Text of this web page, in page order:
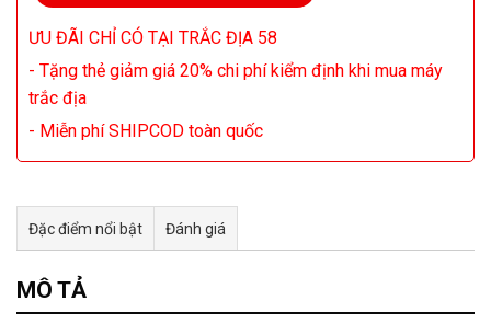
ƯU ĐÃI CHỈ CÓ TẠI TRẮC ĐỊA 58
- Tặng thẻ giảm giá 20% chi phí kiểm định khi mua máy
trắc địa
- Miễn phí SHIPCOD toàn quốc
Đặc điểm nổi bật Đánh giá
Tư vấn & bán hàng qua Facebook
MÔ TẢ